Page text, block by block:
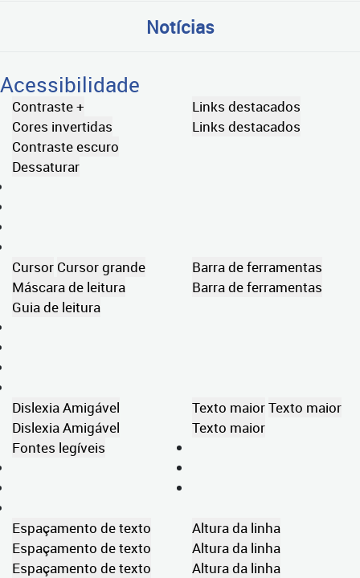
Notícias
Acessibilidade
Contraste +
Cores invertidas
Contraste escuro
Dessaturar
Links destacados
Links destacados
Cursor Cursor grande
Máscara de leitura
Guia de leitura
Barra de ferramentas
Barra de ferramentas
Dislexia Amigável
Dislexia Amigável
Fontes legíveis
Texto maiorTexto maior
Texto maior
Espaçamento de texto
Espaçamento de texto
Espaçamento de texto
Altura da linha
Altura da linha
Altura da linha